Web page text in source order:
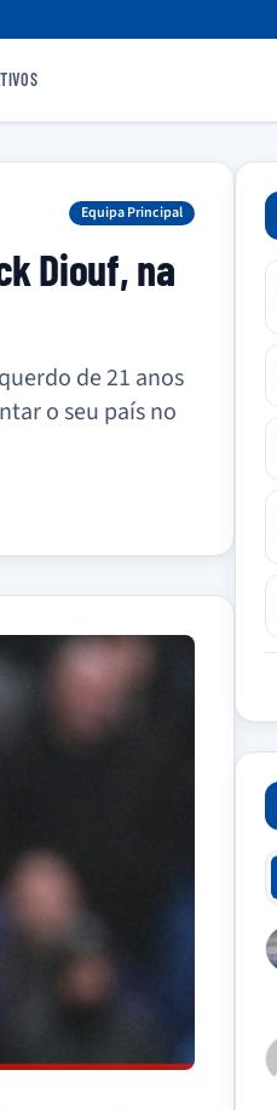
Equipa Principal
Diouf, na
de 21 anos
o seu país no